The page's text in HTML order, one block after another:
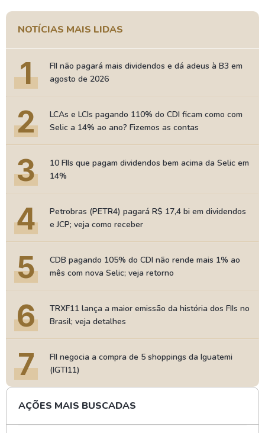
NOTÍCIAS MAIS LIDAS
1
FII não pagará mais dividendos e dá adeus à B3 em
agosto de 2026
2
LCAs e LCIs pagando 110% do CDI ficam como com
Selic a 14% ao ano? Fizemos as contas
3
10 FIIs que pagam dividendos bem acima da Selic em
14%
4
Petrobras (PETR4) pagará R$ 17,4 bi em dividendos
e JCP; veja como receber
5
CDB pagando 105% do CDI não rende mais 1% ao
mês com nova Selic; veja retorno
6
TRXF11 lança a maior emissão da história dos FIIs no
Brasil; veja detalhes
7
FII negocia a compra de 5 shoppings da Iguatemi
(IGTI11)
AÇÕES MAIS BUSCADAS